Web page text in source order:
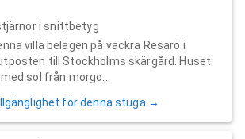
i snittbetyg
villa belägen på vackra Resarö i
till Stockholms skärgård. Huset
sol från morgo...
för denna stuga →